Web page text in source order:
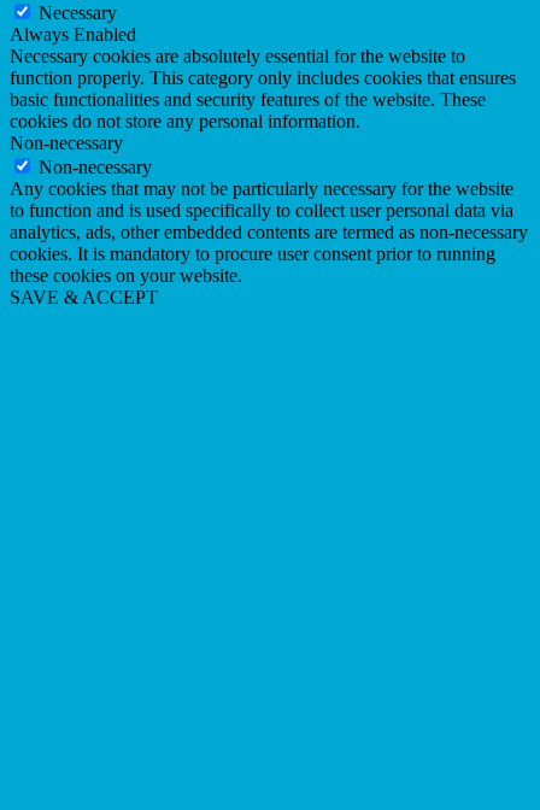
Necessary
Always Enabled
Necessary cookies are absolutely essential for the website to
function properly. This category only includes cookies that ensures
basic functionalities and security features of the website. These
cookies do not store any personal information.
Non-necessary
Non-necessary
Any cookies that may not be particularly necessary for the website
to function and is used specifically to collect user personal data via
analytics, ads, other embedded contents are termed as non-necessary
cookies. It is mandatory to procure user consent prior to running
these cookies on your website.
SAVE & ACCEPT